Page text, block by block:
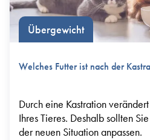
Übergewicht
Welches Futter ist nach der
Durch eine Kastration
Ihres Tieres. Deshalb sollten
der neuen Situation anpassen.